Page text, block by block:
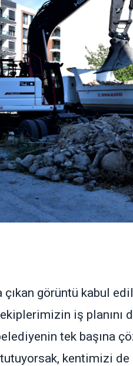
çıkan görüntü kabul
iş planını
tek başına
kentimizi de